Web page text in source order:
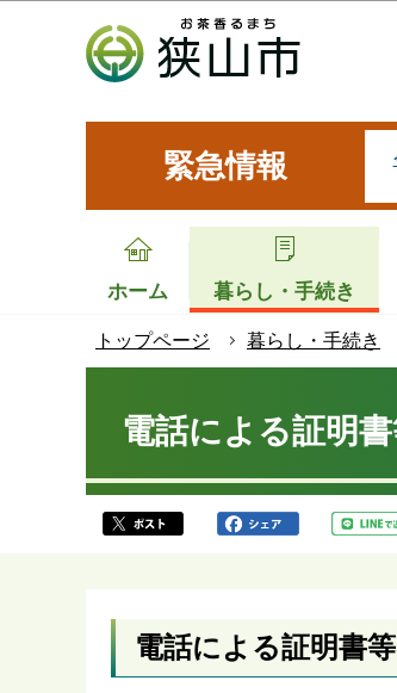
緊急情報
ホーム 暮らし・手続き
トップページ 暮らし・手続き
電話による証明
電話による証明書